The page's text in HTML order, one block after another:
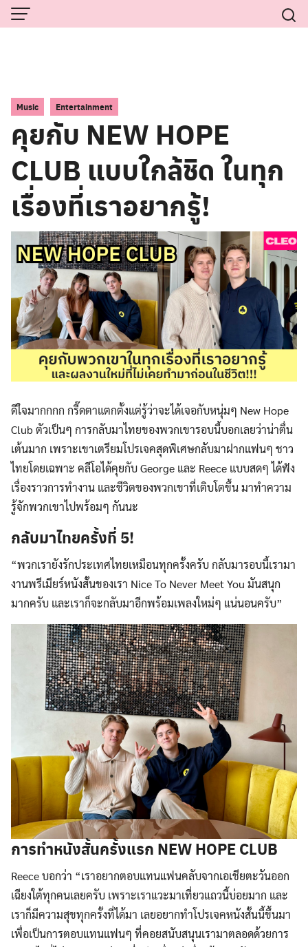
Skip
to
Music Entertainment
คุยกับ NEW HOPE
CLUB แบบใกล้ชิด ในทุก
เรื่องที่เราอยากรู้!
ดีใจมากกกก กรี๊ดตาแตกตั้งแต่รู้ว่าจะได้เจอกับหนุ่มๆ New Hope
Club ตัวเป็นๆ การกลับมาไทยของพวกเขารอบนี้บอกเลยว่าน่าตื่น
เต้นมาก เพราะเขาเตรียมโปรเจคสุดพิเศษกลับมาฝากแฟนๆ ชาว
ไทยโดยเฉพาะ คลีโอได้คุยกับ George และ Reece แบบสดๆ ได้ฟัง
เรื่องราวการทำงาน และชีวิตของพวกเขาที่เติบโตขึ้น มาทำความ
รู้จักพวกเขาไปพร้อมๆ กันนะ
กลับมาไทยครั้งที่ 5!
“พวกเรายังรักประเทศไทยเหมือนทุกครั้งครับ กลับมารอบนี้เรามา
งานพรีเมียร์หนังสั้นของเรา Nice To Never Meet You มันสนุก
มากครับ และเราก็จะกลับมาอีกพร้อมเพลงใหม่ๆ แน่นอนครับ”
การทำหนังสั้นครั้งแรก NEW HOPE CLUB
Reece บอกว่า “เราอยากตอบแทนแฟนคลับจากเอเชียตะวันออก
เฉียงใต้ทุกคนเลยครับ เพราะเราแวะมาเที่ยวแถวนี้บ่อยมาก และ
เราก็มีความสุขทุกครั้งที่ได้มา เลยอยากทำโปรเจคหนังสั้นนี้ขึ้นมา
เพื่อเป็นการตอบแทนแฟนๆ ที่คอยสนับสนุนเรามาตลอดด้วยการ